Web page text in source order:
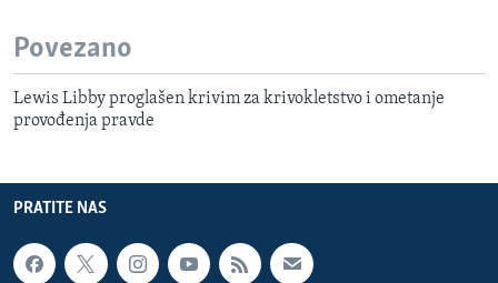
Povezano
Lewis Libby proglašen krivim za krivokletstvo i ometanje
provođenja pravde
PRATITE NAS